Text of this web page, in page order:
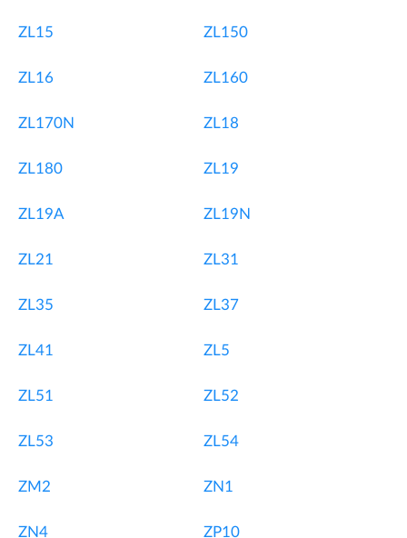
ZL15 ZL150
ZL16 ZL160
ZL170N ZL18
ZL180 ZL19
ZL19A ZL19N
ZL21 ZL31
ZL35 ZL37
ZL41 ZL5
ZL51 ZL52
ZL53 ZL54
ZM2 ZN1
ZN4 ZP10